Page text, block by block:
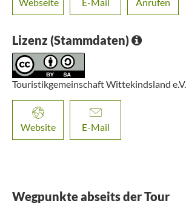
Lizenz (Stammdaten)
Touristikgemeinschaft Wittekindsland e.V.
Website E-Mail
Wegpunkte abseits der Tour